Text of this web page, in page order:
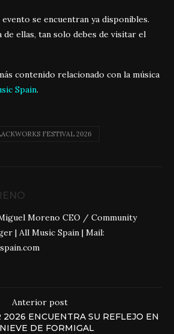
se encuentran ya disponibles.
de ellas, tan solo debes de visitar el
contenido relacionado con la música
Spain.
FESTIVAL 2026
Moreno CEO / Community
| All Music Spain | Mail:
Anterior post
ENCUENTRA SU REFLEJO EN
DE FORMIGAL